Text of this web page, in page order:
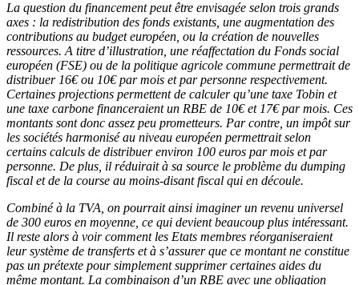
La question du financement peut être envisagée selon trois grands
axes : la redistribution des fonds existants, une augmentation des
contributions au budget européen, ou la création de nouvelles
ressources. A titre d’illustration, une réaffectation du Fonds social
européen (FSE) ou de la politique agricole commune permettrait de
distribuer 16€ ou 10€ par mois et par personne respectivement.
Certaines projections permettent de calculer qu’une taxe Tobin et
une taxe carbone financeraient un RBE de 10€ et 17€ par mois. Ces
montants sont donc assez peu prometteurs. Par contre, un impôt sur
les sociétés harmonisé au niveau européen permettrait selon
certains calculs de distribuer environ 100 euros par mois et par
personne. De plus, il réduirait à sa source le problème du dumping
fiscal et de la course au moins-disant fiscal qui en découle.
Combiné à la TVA, on pourrait ainsi imaginer un revenu universel
de 300 euros en moyenne, ce qui devient beaucoup plus intéressant.
Il reste alors à voir comment les Etats membres réorganiseraient
leur système de transferts et à s’assurer que ce montant ne constitue
pas un prétexte pour simplement supprimer certaines aides du
même montant. La combinaison d’un RBE avec une obligation